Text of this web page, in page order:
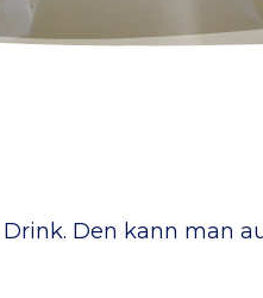
Den kann man